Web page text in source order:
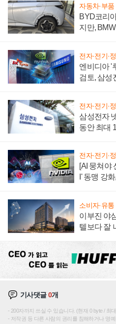
자동차·부품
BYD코리
지만,
전자·전기·
엔비디아 '
검토, 삼성
전자·전기·
삼성전자
동안 최대
전자·전기·
[AI 뭉쳐야
I' 동맹 강
소비자·유통
이부진 야
텔보다 잘
기사댓글0개
200자까지 쓰실 수 있습니다. (현재 0 byte / 최
저작권 등 다른 사람의 권리를 침해하거나 명